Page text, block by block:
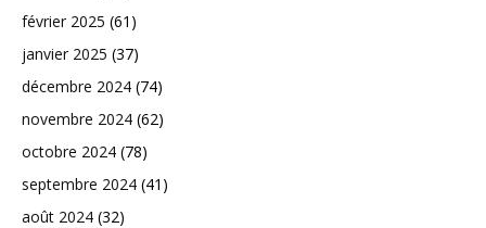
février 2025 (61)
janvier 2025 (37)
décembre 2024 (74)
novembre 2024 (62)
octobre 2024 (78)
septembre 2024 (41)
août 2024 (32)